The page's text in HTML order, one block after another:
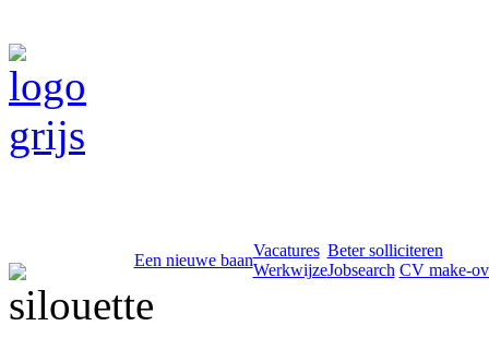
Een nieuwe baan
Vacatures
Werkwijze
Beter solliciteren
Jobsearch CV make-